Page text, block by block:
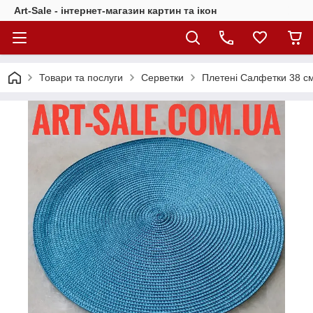
Art-Sale - інтернет-магазин картин та ікон
Товари та послуги Серветки Плетені Салфетки 38